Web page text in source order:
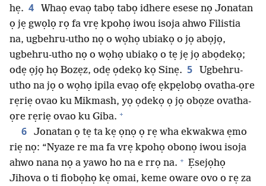
hẹ. 4
Whaọ evaọ tabọ tabọ idhere esese nọ Jonatan
ọ jẹ gwọlọ rọ fa vrẹ kpohọ iwou isoja ahwo Filistia
na, ugbehru-utho nọ o wọhọ ubiakọ o jọ abọjọ,
ugbehru-utho nọ o wọhọ ubiakọ o tẹ jẹ jọ abọdekọ;
odẹ ọjọ họ Bozẹz, odẹ ọdekọ kọ Sinẹ. 5
Ugbehru-
utho na jọ o wọhọ ipila evaọ ofẹ ẹkpẹlobọ ovatha-ọre
rẹriẹ ovao ku Mikmash, yọ ọdekọ ọ jọ obọze ovatha-
ọre rẹriẹ ovao ku Giba. +
6
Jonatan ọ tẹ ta kẹ ọnọ ọ rẹ wha ekwakwa ẹmo
riẹ nọ: “Nyaze re ma fa vrẹ kpohọ obonọ iwou isoja
ahwo nana nọ a yawo ho na e rrọ na. + Ẹsejọhọ
Jihova o ti fiobọhọ kẹ omai, keme oware ovo o rẹ za